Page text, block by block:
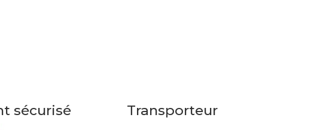
sécurisé Transporteur